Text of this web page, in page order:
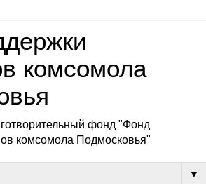
комсомола
фонд "Фонд
комсомола Подмосковья"
▼